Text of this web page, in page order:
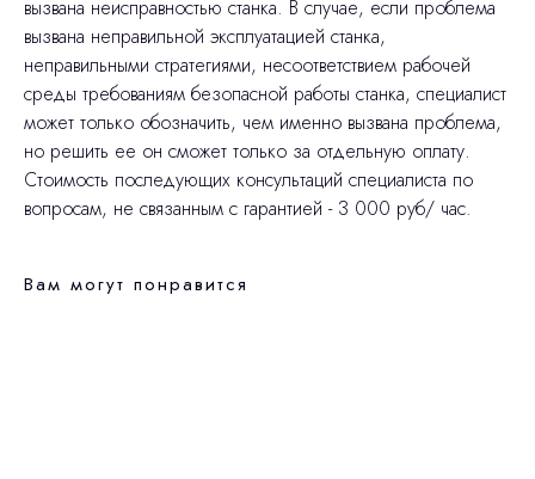
вызвана неисправностью станка. В случае, если проблема
вызвана неправильной эксплуатацией станка,
неправильными стратегиями, несоответствием рабочей
среды требованиям безопасной работы станка, специалист
может только обозначить, чем именно вызвана проблема,
но решить ее он сможет только за отдельную оплату.
Стоимость последующих консультаций специалиста по
вопросам, не связанным с гарантией - 3 000 руб/ час.
Вам могут понравится